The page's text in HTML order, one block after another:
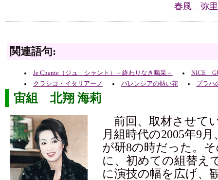
春風 弥里
関連語句:
Je Chante（ジュ シャント）－終わりなき喝采－
NICE
クラシコ・イタリアーノ
バレンシアの熱い花 プラハ
宙組 北翔 海莉
前回、取材させて
月組時代の2005年9
が研8の時だった。
に、初めての組替え
に演技の幅を広げ、